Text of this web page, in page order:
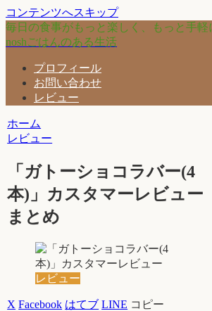
コンテンツへスキップ
毎日の食事がもっと楽しく、もっと手軽
noshごはんのある生活
プロフィール
お問い合わせ
レビュー
ホーム
レビュー
「ガトーショコラバー(4
本)」カスタマーレビュー
まとめ
レビュー
X Facebook はてブ LINE コピー